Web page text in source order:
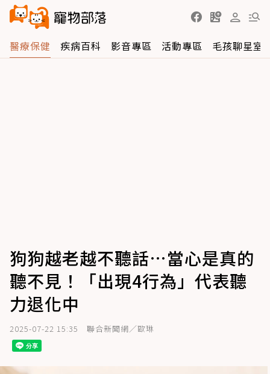
醫療保健 疾病百科 影音專區 活動專區 毛孩聊星室
狗狗越老越不聽話…當心是真的
聽不見！「出現4行為」代表聽
力退化中
2025-07-22 15:35 聯合新聞網／歐琳